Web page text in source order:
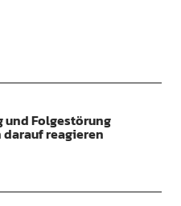
und Folgestörung
reagieren